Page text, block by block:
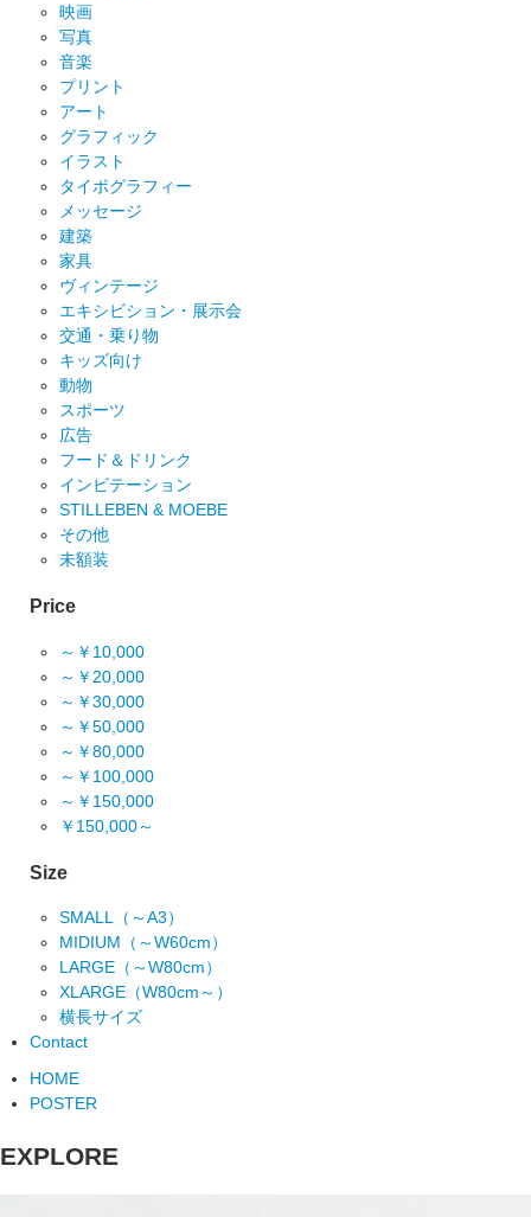
映画
写真
音楽
プリント
アート
グラフィック
イラスト
タイポグラフィー
メッセージ
建築
家具
ヴィンテージ
エキシビション・展示会
交通・乗り物
キッズ向け
動物
スポーツ
広告
フード＆ドリンク
インビテーション
STILLEBEN & MOEBE
その他
未額装
Price
～￥10,000
～￥20,000
～￥30,000
～￥50,000
～￥80,000
～￥100,000
～￥150,000
￥150,000～
Size
SMALL（～A3）
MIDIUM（～W60cm）
LARGE（～W80cm）
XLARGE（W80cm～）
横長サイズ
Contact
HOME
POSTER
EXPLORE